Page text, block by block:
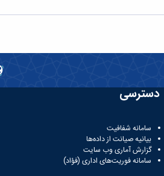
دسترسی
سامانه شفافیت
بیانیه صیانت از داده‌ها
گزارش آماری وب‌ سایت
سامانه فوریت‌های اداری (فؤاد)